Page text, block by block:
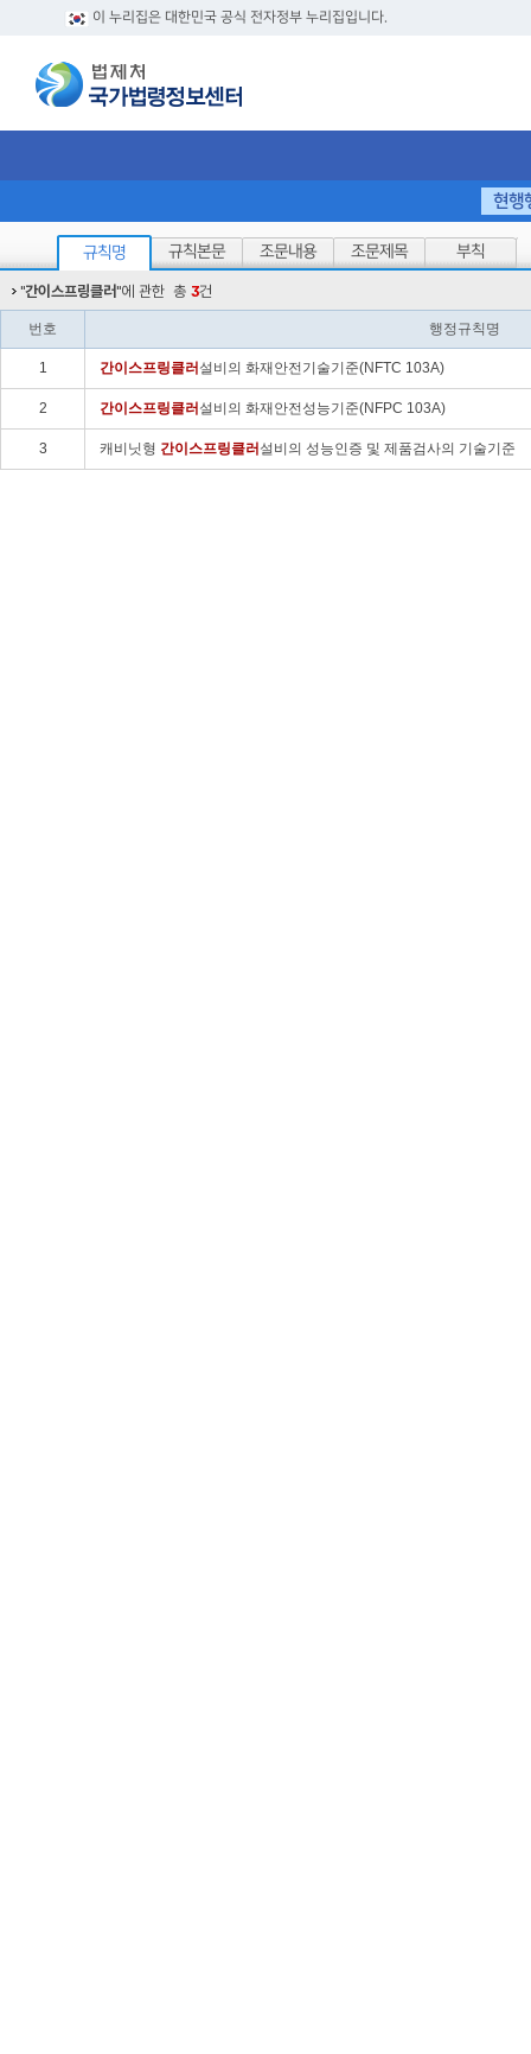
이 누리집은 대한민국 공식 전자정부 누리집입니다.
현행
규칙명 규칙본문 조문내용 조문제목 부칙
"간이스프링클러"에 관한 총 3건
번호 행정규칙명
1 간이 스프링클러 설비의 화재안전기술기준(NFTC 103A)
2 간이 스프링클러 설비의 화재안전성능기준(NFPC 103A)
3 캐비닛형 간이 스프링클러 설비의 성능인증 및 제품검사의 기술기준